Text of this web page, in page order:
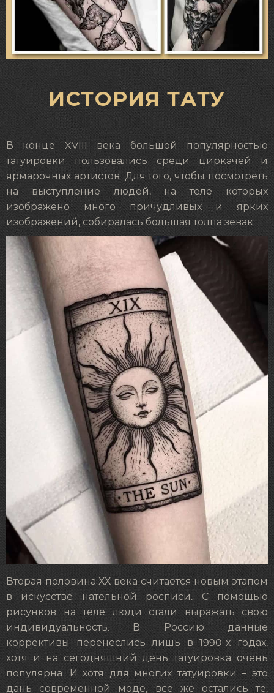
ИСТОРИЯ ТАТУ
В конце XVIII века большой популярностью
татуировки пользовались среди циркачей и
ярмарочных артистов. Для того, чтобы посмотреть
на выступление людей, на теле которых
изображено много причудливых и ярких
изображений, собиралась большая толпа зевак.
Вторая половина ХХ века считается новым этапом
в искусстве нательной росписи. С помощью
рисунков на теле люди стали выражать свою
индивидуальность. В Россию данные
коррективы перенеслись лишь в 1990-х годах,
хотя и на сегодняшний день татуировка очень
популярна. И хотя для многих татуировки – это
дань современной моде, все же остались те,